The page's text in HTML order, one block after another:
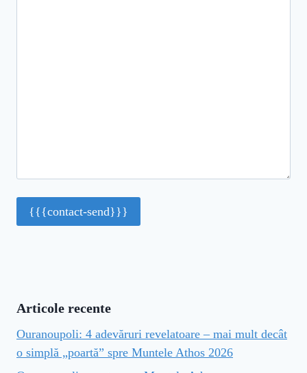
Articole recente
Ouranoupoli: 4 adevăruri revelatoare – mai mult decât
o simplă „poartă” spre Muntele Athos 2026